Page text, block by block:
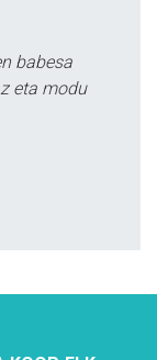
babesa
eta modu